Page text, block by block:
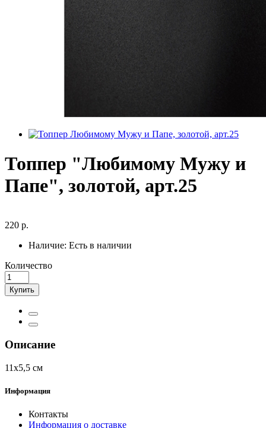
Топпер "Любимому Мужу и
Папе", золотой, арт.25
220 р.
Наличие: Есть в наличии
Количество
Купить
Описание
11х5,5 см
Информация
Контакты
Информация о доставке